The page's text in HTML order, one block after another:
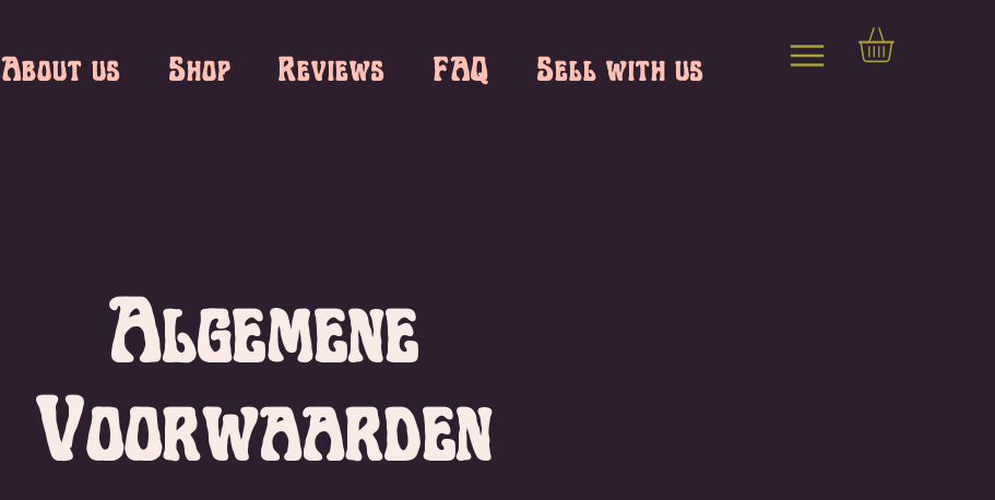
About us Shop Reviews FAQ Sell with us
Algemene
Voorwaarden